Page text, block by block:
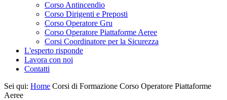
Corso Antincendio
Corso Dirigenti e Preposti
Corso Operatore Gru
Corso Operatore Piattaforme Aeree
Corsi Coordinatore per la Sicurezza
L'esperto risponde
Lavora con noi
Contatti
Sei qui: Home Corsi di Formazione Corso Operatore Piattaforme
Aeree